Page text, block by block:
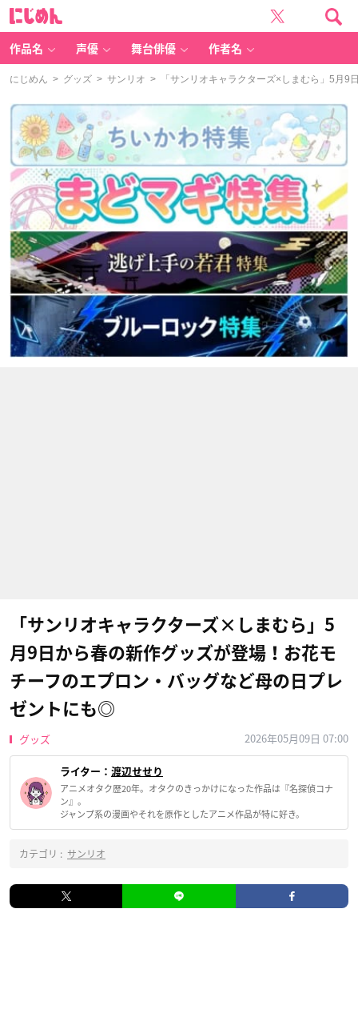
作品名 声優 舞台俳優 作者名
にじめん > グッズ > サンリオ > 「サンリオキャラクターズ×しまむら」5月9
「サンリオキャラクターズ×しまむら」5
月9日から春の新作グッズが登場！お花モ
チーフのエプロン・バッグなど母の日プレ
ゼントにも◎
グッズ 2026年05月09日 07:00
ライター： 渡辺せせり
アニメオタク歴20年。オタクのきっかけになった作品は『名探偵コナ
ン』。
ジャンプ系の漫画やそれを原作としたアニメ作品が特に好き。
カテゴリ : サンリオ